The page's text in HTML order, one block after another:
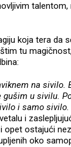
koja tera da
tu
na
u sivilu.
i samo
i
opet ostajući
oko